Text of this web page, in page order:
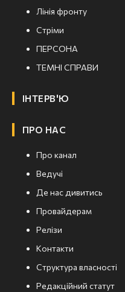
Лінія фронту
Стріми
ПЕРСОНА
ТЕМНІ СПРАВИ
ІНТЕРВ'Ю
ПРО НАС
Про канал
Ведучі
Де нас дивитись
Провайдерам
Релізи
Контакти
Структура власності
Редакційний статут